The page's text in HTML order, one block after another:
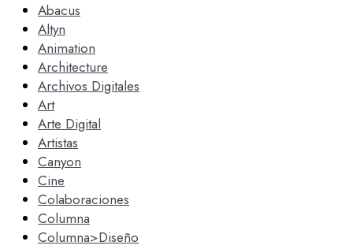
Abacus
Altyn
Animation
Architecture
Archivos Digitales
Art
Arte Digital
Artistas
Canyon
Cine
Colaboraciones
Columna
Columna>Diseño